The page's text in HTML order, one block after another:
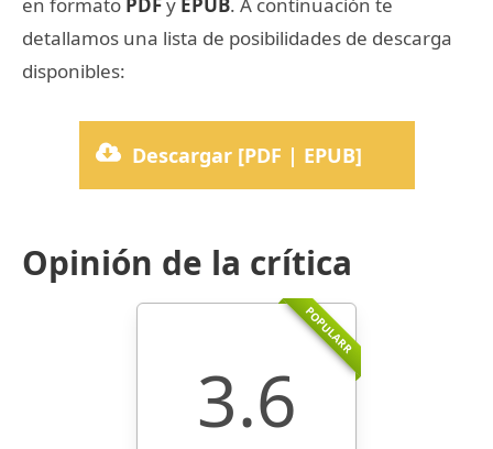
detallamos una lista de posibilidades de descarga
disponibles:
Descargar [PDF | EPUB]
Opinión de la crítica
POPULARR
3.6